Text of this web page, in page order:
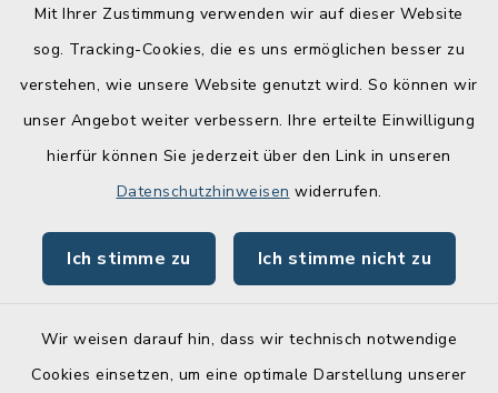
Mit Ihrer Zustimmung verwenden wir auf dieser Website
sog. Tracking-Cookies, die es uns ermöglichen besser zu
verstehen, wie unsere Website genutzt wird. So können wir
unser Angebot weiter verbessern. Ihre erteilte Einwilligung
hierfür können Sie jederzeit über den Link in unseren
Datenschutzhinweisen widerrufen.
Ich stimme zu Ich stimme nicht zu
Wir weisen darauf hin, dass wir technisch notwendige
Cookies einsetzen, um eine optimale Darstellung unserer
Quicklinks
Lebenslagen
Online-Service